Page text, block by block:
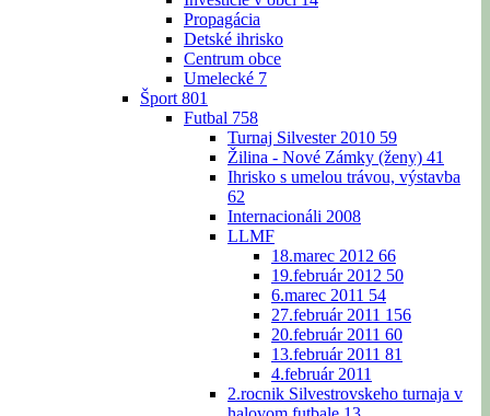
Propagácia
Detské ihrisko
Centrum obce
Umelecké 7
Šport 801
Futbal 758
Turnaj Silvester 2010 59
Žilina - Nové Zámky (ženy) 41
Ihrisko s umelou trávou, výstavba
62
Internacionáli 2008
LLMF
18.marec 2012 66
19.február 2012 50
6.marec 2011 54
27.február 2011 156
20.február 2011 60
13.február 2011 81
4.február 2011
2.rocnik Silvestrovskeho turnaja v